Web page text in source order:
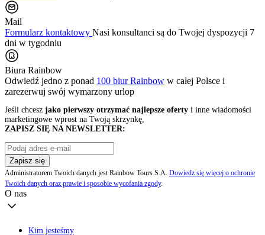
Mail
Formularz kontaktowy Nasi konsultanci są do Twojej dyspozycji 7
dni w tygodniu
Biura Rainbow
Odwiedź jedno z ponad 100 biur Rainbow w całej Polsce i
zarezerwuj swój wymarzony urlop
Jeśli chcesz jako pierwszy otrzymać najlepsze oferty i inne wiadomości
marketingowe wprost na Twoją skrzynkę,
ZAPISZ SIĘ NA NEWSLETTER:
Zapisz się
Administratorem Twoich danych jest Rainbow Tours S.A. Dowiedz się więcej o ochronie
Twoich danych oraz prawie i sposobie wycofania zgody.
O nas
Kim jesteśmy